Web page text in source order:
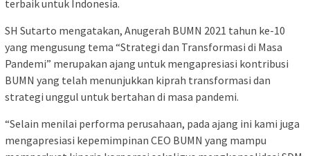
terbaik untuk Indonesia.
SH Sutarto mengatakan, Anugerah BUMN 2021 tahun ke-10
yang mengusung tema “Strategi dan Transformasi di Masa
Pandemi” merupakan ajang untuk mengapresiasi kontribusi
BUMN yang telah menunjukkan kiprah transformasi dan
strategi unggul untuk bertahan di masa pandemi.
“Selain menilai performa perusahaan, pada ajang ini kami juga
mengapresiasi kepemimpinan CEO BUMN yang mampu